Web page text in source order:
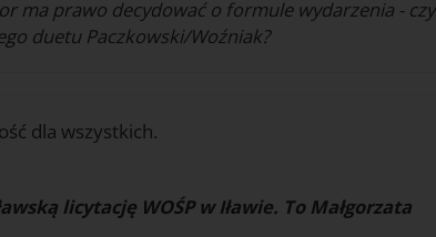
ma prawo decydować o formule wydarzenia - czy
duetu Paczkowski/Woźniak?
dla wszystkich.
licytację WOŚP w Iławie. To Małgorzata